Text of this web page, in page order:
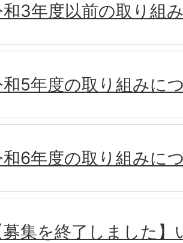
和3年度以前の取り組
和5年度の取り組みに
和6年度の取り組みに
募集を終了しました